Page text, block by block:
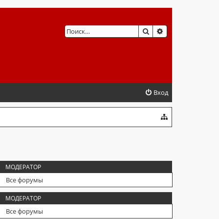
ПОИСК
Вход
МОДЕРАТОР
Все форумы
МОДЕРАТОР
Все форумы